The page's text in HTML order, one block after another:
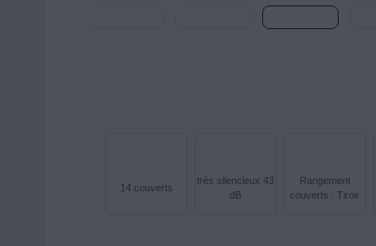
14 couverts
très silencieux 43
dB
Rangement
couverts : Tiroir